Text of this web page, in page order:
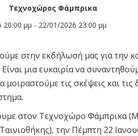
Τεχνοχώρος Φάμπρικα
20:00 μμ - 22/01/2026 23:00 μμ
στην εκδήλωσή μας για την
μια ευκαιρία να
μοιραστούμε τις σκέψεις και
στον Τεχνοχώρο Φάμπρικα
την Πέμπτη 22